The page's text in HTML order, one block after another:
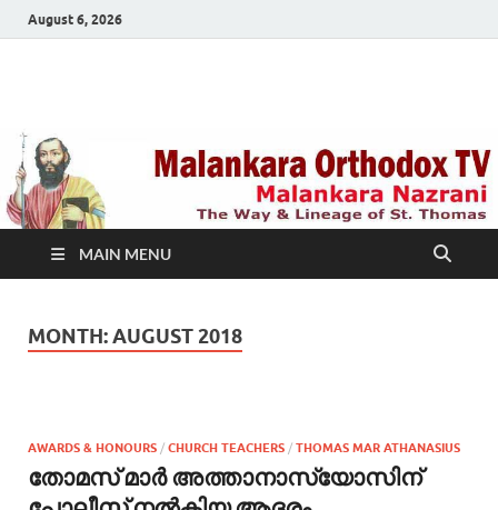
August 6, 2026
TV
MAIN MENU
MONTH:AUGUST 2018
AWARDS & HONOURS / CHURCH TEACHERS / THOMAS MAR ATHANASIUS
തോമസ് മാര്‍ അത്താനാസ്യോസിന്